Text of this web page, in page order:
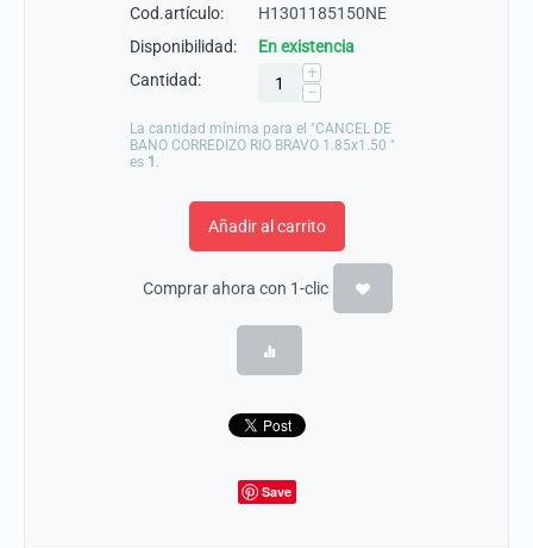
Cod.artículo:
H1301185150NE
Disponibilidad:
En existencia
Cantidad:
+
−
La cantidad mínima para el "CANCEL DE
BANO CORREDIZO RIO BRAVO 1.85x1.50 "
es 1 .
Añadir al carrito
Comprar ahora con 1-clic
Save